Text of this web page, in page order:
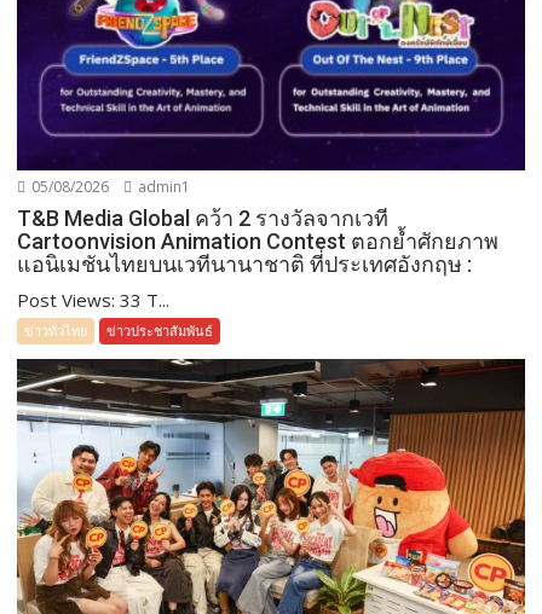
05/08/2026 admin1
T&B Media Global คว้า 2 รางวัลจากเวที
Cartoonvision Animation Contest ตอกย้ำศักยภาพ
แอนิเมชันไทยบนเวทีนานาชาติ ที่ประเทศอังกฤษ :
Post Views: 33 T...
ข่าวทั่วไทย ข่าวประชาสัมพันธ์